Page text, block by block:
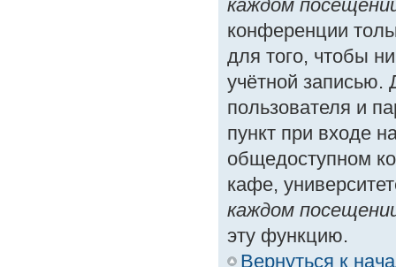
каждом
конференции
для того, чтобы
учётной записью.
пользователя и
пункт при входе
общедоступном
кафе,
каждом
эту функцию.
Вернуться к